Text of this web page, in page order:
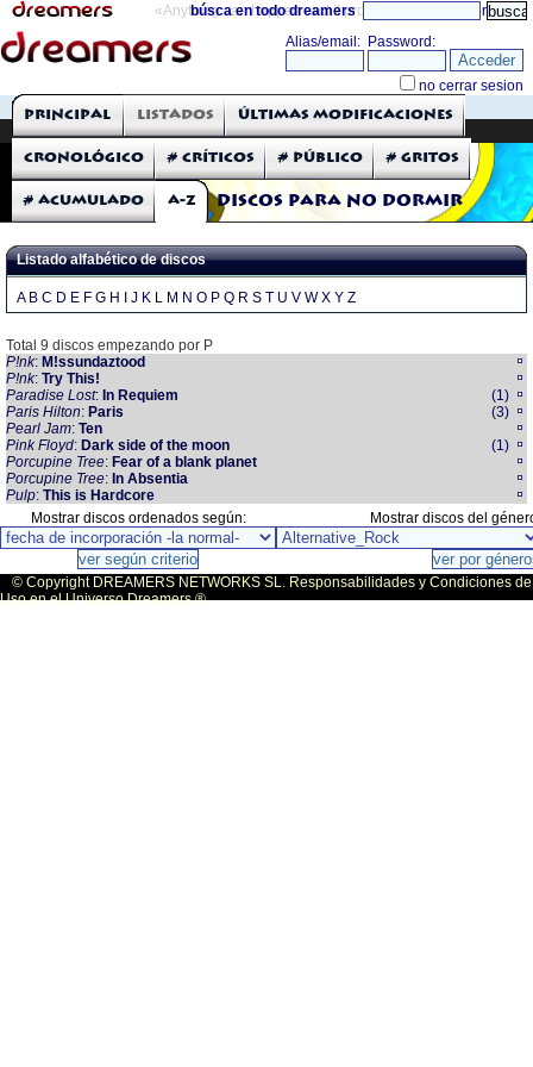
«Anything can happen and it probably will» directorio
búsca en todo dreamers
THE DREAMERS
Críticas: Discos
Discos para no dormir
Principal Listados Últimas modificaciones
Cronológico # Críticos # Público # Gritos
# Acumulado A-Z
Listado alfabético de discos
A B C D E F G H J K L M N O P Q R S T U V W X Y Z
Total 9 discos empezando por P
P!nk: M!ssundaztood
P!nk: Try This!
Paradise Lost: In Requiem
(1)
Paris Hilton: Paris
(3)
Pearl Jam: Ten
Pink Floyd: Dark side of the moon
(1)
Porcupine Tree: Fear of a blank planet
Porcupine Tree: In Absentia
Pulp: This is Hardcore
Mostrar discos ordenados según:
Mostrar discos del
© Copyright DREAMERS NETWORKS SL. Responsabilidades y Condiciones de
Uso en el Universo Dreamers ®